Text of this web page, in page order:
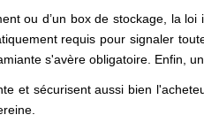
ou d’un box de stockage, la
requis pour signaler
s'avère obligatoire. Enfin,
et sécurisent aussi bien